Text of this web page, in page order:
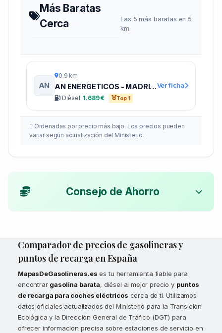
Más Baratas
Cerca
Las 5 más baratas en 5
km
AN
0.9 km
AN ENERGETICOS - MADRIGAL
Diésel: 1.689 € Top 1
Ver ficha
Ordenadas por precio más bajo. Los precios pueden
variar según actualización del Ministerio.
Consejo de Ahorro
Comparador de precios de gasolineras y
puntos de recarga en España
MapasDeGasolineras.es es tu herramienta fiable para
encontrar gasolina barata, diésel al mejor precio y puntos
de recarga para coches eléctricos cerca de ti. Utilizamos
datos oficiales actualizados del Ministerio para la Transición
Ecológica y la Dirección General de Tráfico (DGT) para
ofrecer información precisa sobre estaciones de servicio en